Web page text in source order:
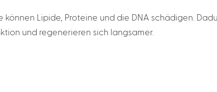
können Lipide, Proteine und die DNA schädigen.
und regenerieren sich langsamer.